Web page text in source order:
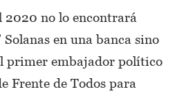
2020 no lo encontrará
Solanas en una banca sino
primer embajador político
Frente de Todos para